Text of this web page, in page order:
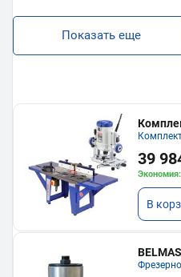
Показать еще
39
В